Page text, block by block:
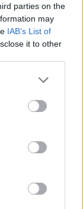
parties on the
may
IAB’s List of
it to other